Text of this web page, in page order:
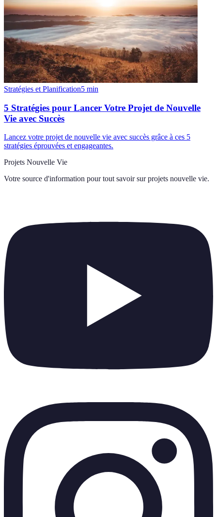
Stratégies et Planification5 min
5 Stratégies pour Lancer Votre Projet de Nouvelle
Vie avec Succès
Lancez votre projet de nouvelle vie avec succès grâce à ces 5
stratégies éprouvées et engageantes.
Projets Nouvelle Vie
Votre source d'information pour tout savoir sur projets nouvelle vie.